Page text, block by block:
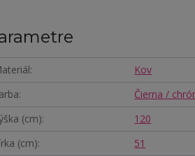
Kov
Čierna /
(cm)
120
(cm)
51